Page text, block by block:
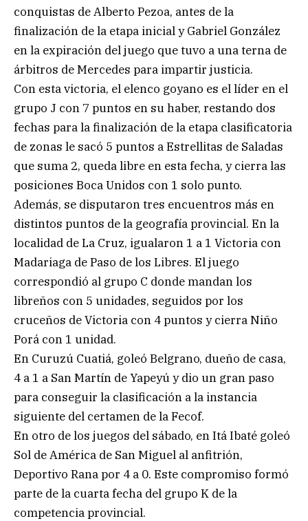
conquistas de Alberto Pezoa, antes de la
finalización de la etapa inicial y Gabriel González
en la expiración del juego que tuvo a una terna de
árbitros de Mercedes para impartir justicia.
Con esta victoria, el elenco goyano es el líder en el
grupo J con 7 puntos en su haber, restando dos
fechas para la finalización de la etapa clasificatoria
de zonas le sacó 5 puntos a Estrellitas de Saladas
que suma 2, queda libre en esta fecha, y cierra las
posiciones Boca Unidos con 1 solo punto.
Además, se disputaron tres encuentros más en
distintos puntos de la geografía provincial. En la
localidad de La Cruz, igualaron 1 a 1 Victoria con
Madariaga de Paso de los Libres. El juego
correspondió al grupo C donde mandan los
libreños con 5 unidades, seguidos por los
cruceños de Victoria con 4 puntos y cierra Niño
Porá con 1 unidad.
En Curuzú Cuatiá, goleó Belgrano, dueño de casa,
4 a 1 a San Martín de Yapeyú y dio un gran paso
para conseguir la clasificación a la instancia
siguiente del certamen de la Fecof.
En otro de los juegos del sábado, en Itá Ibaté goleó
Sol de América de San Miguel al anfitrión,
Deportivo Rana por 4 a 0. Este compromiso formó
parte de la cuarta fecha del grupo K de la
competencia provincial.